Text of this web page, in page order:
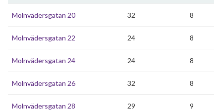
Molnvädersgatan 20 32 8
Molnvädersgatan 22 24 8
Molnvädersgatan 24 24 8
Molnvädersgatan 26 32 8
Molnvädersgatan 28 29 9